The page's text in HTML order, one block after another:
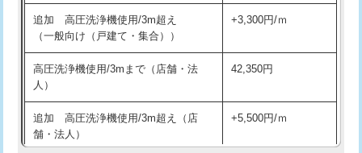
給水管工事※（保温材使用（バンド止
め込み）)
5,500円
給水管工事※（土の掘削・埋め戻し作
業)
11,000円
給水管工事※（塩ビ管（VP・HI）使
用/3ｍまで)
33,000円
追加 高圧洗浄機使用/3m超え
（一般向け（戸建て・集合））
+3,300円/ｍ
高圧洗浄機使用/3mまで（店舗・法
人）
42,350円
追加 高圧洗浄機使用/3m超え（店
舗・法人）
+5,500円/ｍ